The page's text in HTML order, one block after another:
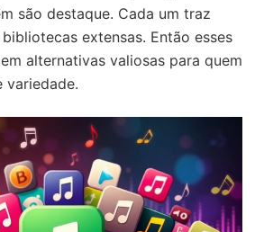
são destaque. Cada um traz
extensas. Então esses
alternativas valiosas para quem
variedade.